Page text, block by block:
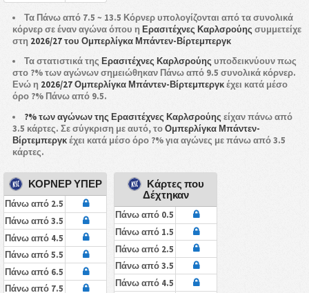
Τα Πάνω από 7.5 ~ 13.5 Κόρνερ υπολογίζονται από τα συνολικά
κόρνερ σε έναν αγώνα όπου η Ερασιτέχνες Καρλσρούης συμμετείχε
στη 2026/27 του Ομπερλίγκα Μπάντεν-Βίρτεμπεργκ
Τα στατιστικά της Ερασιτέχνες Καρλσρούης υποδεικνύουν πως
στο ?% των αγώνων σημειώθηκαν Πάνω από 9.5 συνολικά κόρνερ.
Ενώ η 2026/27 Ομπερλίγκα Μπάντεν-Βίρτεμπεργκέχει κατά μέσο
όρο ?% Πάνω από 9.5.
?% των αγώνων της Ερασιτέχνες Καρλσρούης είχαν πάνω από
3.5 κάρτες. Σε σύγκριση με αυτό, το Ομπερλίγκα Μπάντεν-
Βίρτεμπεργκέχει κατά μέσο όρο ?% για αγώνες με πάνω από 3.5
κάρτες.
ΚΟΡΝΕΡ ΥΠΕΡ
Πάνω από 2.5
Πάνω από 3.5
Πάνω από 4.5
Πάνω από 5.5
Πάνω από 6.5
Πάνω από 7.5
Κάρτες που
Δέχτηκαν
Πάνω από 0.5
Πάνω από 1.5
Πάνω από 2.5
Πάνω από 3.5
Πάνω από 4.5